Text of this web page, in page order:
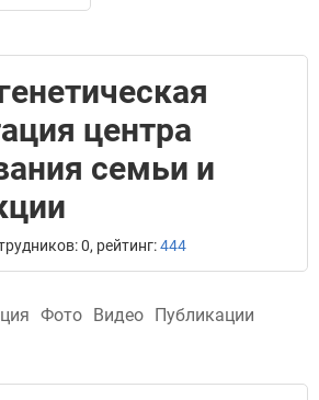
центра
семьи и
0, рейтинг:444
Фото Видео Публикации